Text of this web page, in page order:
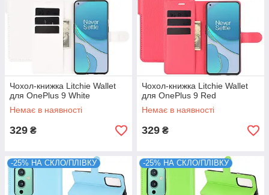
Чохол-книжка Litchie Wallet
для OnePlus 9 White
Немає в наявності
329 ₴
Чохол-книжка Litchie Wallet
для OnePlus 9 Red
Немає в наявності
329 ₴
-25% НА СКЛО/ПЛІВКУ -25% НА СКЛО/ПЛІВКУ